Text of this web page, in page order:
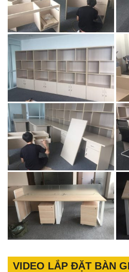
VIDEO LẮP ĐẶT BÀN